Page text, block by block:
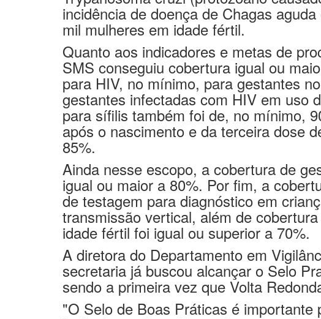
mil mulheres em idade fértil.
Quanto aos indicadores e metas de
SMS conseguiu cobertura igual ou
para HIV, no mínimo, para gestantes
gestantes infectadas com HIV em uso
para sífilis também foi de, no mínimo,
após o nascimento e da terceira dose
85%.
Ainda nesse escopo, a cobertura de
igual ou maior a 80%. Por fim, a
de testagem para diagnóstico em
transmissão vertical, além de
idade fértil foi igual ou superior a 70%.
A diretora do Departamento em
secretaria já buscou alcançar o Selo
sendo a primeira vez que Volta
"O Selo de Boas Práticas é importante
indicadores de saúde, seja no